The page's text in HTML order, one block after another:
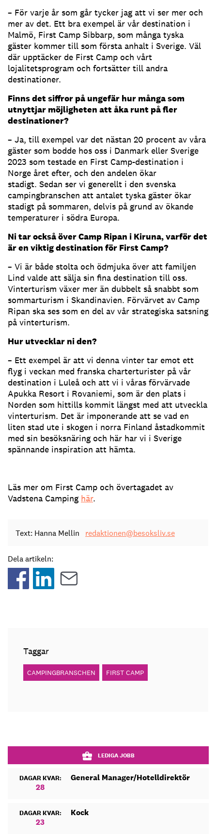
– För varje år som går tycker jag att vi ser mer och
mer av det. Ett bra exempel är vår destination i
Malmö, First Camp Sibbarp, som många tyska
gäster kommer till som första anhalt i Sverige. Väl
där upptäcker de First Camp och vårt
lojalitetsprogram och fortsätter till andra
destinationer.
Finns det siffror på ungefär hur många som
utnyttjar möjligheten att åka runt på fler
destinationer?
– Ja, till exempel var det nästan 20 procent av våra
gäster som bodde hos oss i Danmark eller Sverige
2023 som testade en First Camp-destination i
Norge året efter, och den andelen ökar
stadigt. Sedan ser vi generellt i den svenska
campingbranschen att antalet tyska gäster ökar
stadigt på sommaren, delvis på grund av ökande
temperaturer i södra Europa.
Ni tar också över Camp Ripan i Kiruna, varför det
är en viktig destination för First Camp?
– Vi är både stolta och ödmjuka över att familjen
Lind valde att sälja sin fina destination till oss.
Vinterturism växer mer än dubbelt så snabbt som
sommarturism i Skandinavien. Förvärvet av Camp
Ripan ska ses som en del av vår strategiska satsning
på vinterturism.
Hur utvecklar ni den?
– Ett exempel är att vi denna vinter tar emot ett
flyg i veckan med franska charterturister på vår
destination i Luleå och att vi i våras förvärvade
Apukka Resort i Rovaniemi, som är den plats i
Norden som hittills kommit längst med att utveckla
vinterturism. Det är imponerande att se vad en
liten stad ute i skogen i norra Finland åstadkommit
med sin besöksnäring och här har vi i Sverige
spännande inspiration att hämta.
Läs mer om First Camp och övertagadet av
Vadstena Camping här.
Text: Hanna Mellin redaktionen@besoksliv.se
Dela artikeln:
Taggar
CAMPINGBRANSCHEN FIRST CAMP
LEDIGA JOBB
DAGAR KVAR:
28
General Manager/Hotelldirektör
DAGAR KVAR:
23
Kock